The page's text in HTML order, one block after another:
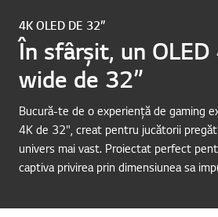
4K OLED DE 32”
În sfârșit, un OLED
wide de 32”
Bucură-te de o experiență de gaming
4K de 32", creat pentru jucătorii
univers mai vast. Proiectat perfect
captiva privirea prin dimensiunea sa